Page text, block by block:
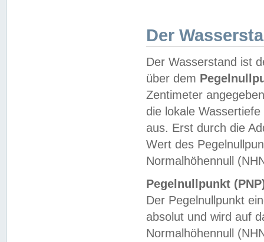
Der
Der Wasserstand ist
über dem
Zentimeter
die lokale
aus. Erst durch die
Wert des
Normalhöhennull
Pegelnullpunkt
Der Pegelnullpunkt
absolut und wird auf
Normalhöhennull